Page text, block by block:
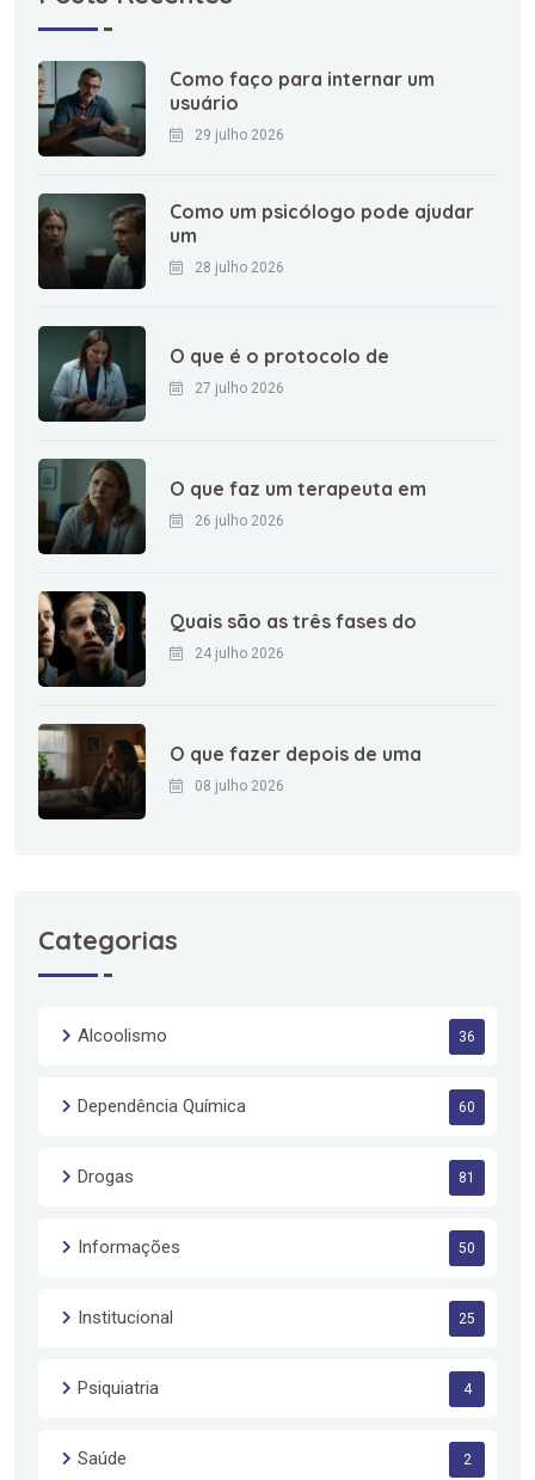
Como faço para internar um
usuário
29 julho 2026
Como um psicólogo pode ajudar
um
28 julho 2026
O que é o protocolo de
27 julho 2026
O que faz um terapeuta em
26 julho 2026
Quais são as três fases do
24 julho 2026
O que fazer depois de uma
08 julho 2026
Categorias
Alcoolismo 36
Dependência Química 60
Drogas 81
Informações 50
Institucional 25
Psiquiatria 4
Saúde 2